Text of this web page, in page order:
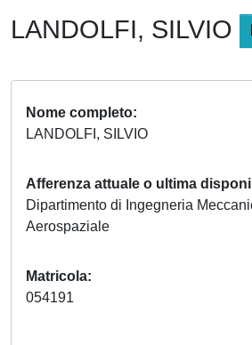
LANDOLFI, SILVIO
Nome completo
LANDOLFI, SILVIO
Afferenza attuale o ultima
Dipartimento di Ingegneria
Aerospaziale
Matricola
054191